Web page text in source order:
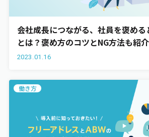
会社成長につながる、社員を褒め
とは？褒め方のコツとNG方法も紹介
2023.01.16
働き方